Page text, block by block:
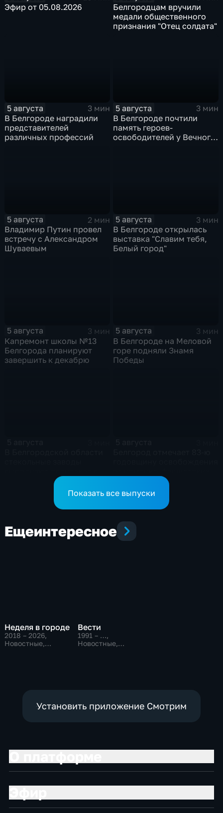
Эфир от 05.08.2026
Белгородцам вручили
медали общественного
признания "Отец солдата"
5 августа
3 мин
В Белгороде наградили
представителей
различных профессий
5 августа
3 мин
В Белгороде почтили
память героев-
освободителей у Вечного
5 августа
2 мин
Владимир Путин провел
встречу с Александром
Шуваевым
5 августа
3 мин
В Белгороде открылась
выставка "Славим тебя,
Белый город"
5 августа
3 мин
Капремонт школы №13
Белгорода планируют
завершить к декабрю
5 августа
3 мин
В Белгороде на Меловой
горе подняли Знамя
Победы
изготовлению новых
оконных конструкцийПоказать все выпуски
Ещеинтересное
Неделя в городе
2018 – 2026,
Новостные,
Вести
1991 – …,
Новостные,
Установить приложение Смотрим